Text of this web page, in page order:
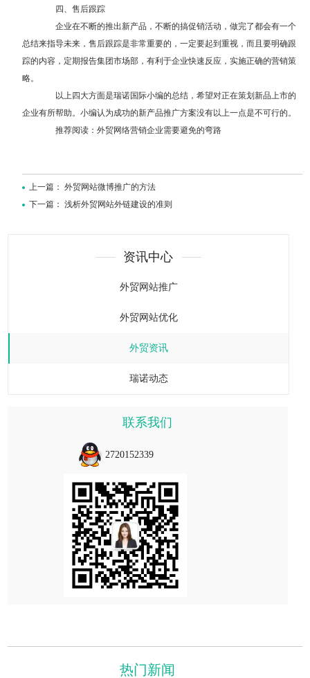
四、售后跟踪
企业在不断的推出新产品，不断的搞促销活动，做完了都会有一个
总结来指导未来，售后跟踪是非常重要的，一定要起到重视，而且要明确跟
踪的内容，定期报告集团市场部，有利于企业快速反应，实施正确的营销策
略。
以上四大方面是瑞诺国际小编的总结，希望对正在策划新品上市的
企业有所帮助。小编认为成功的新产品推广方案没有以上一点是不可行的。
推荐阅读：外贸网络营销企业需要避免的弯路
上一篇：外贸网站微博推广的方法
下一篇：浅析外贸网站外链建设的准则
资讯中心
外贸网站推广
外贸网站优化
外贸资讯
瑞诺动态
联系我们
2720152339
热门新闻